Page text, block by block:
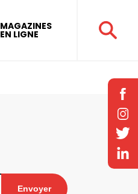
MAGAZINES
EN LIGNE
Envoyer